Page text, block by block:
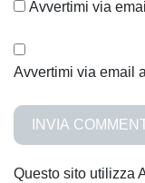
Avvertimi via
Avvertimi via email
Questo sito utilizza